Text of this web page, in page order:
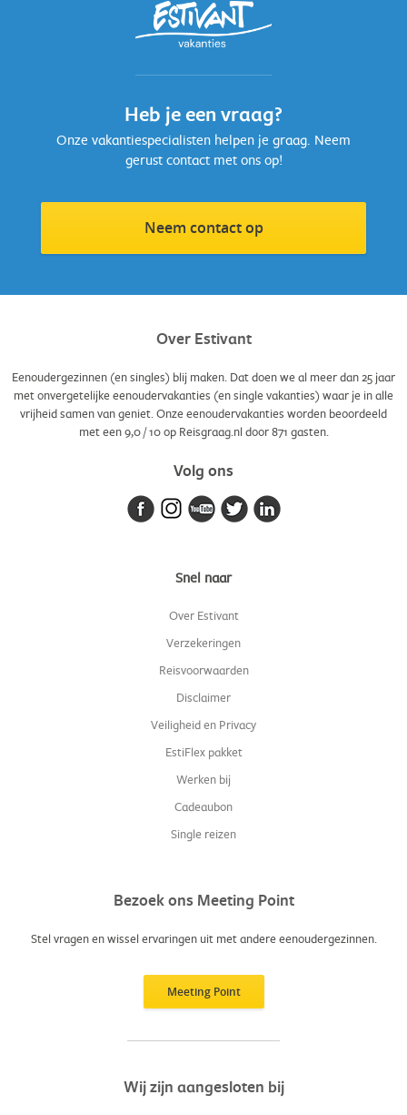
Heb je een vraag?
Onze vakantiespecialisten helpen je graag. Neem
gerust contact met ons op!
Neem contact op
Over Estivant
Eenoudergezinnen (en singles) blij maken. Dat doen we al meer dan 25 jaar
met onvergetelijke eenoudervakanties (en single vakanties) waar je in alle
vrijheid samen van geniet. Onze eenoudervakanties worden beoordeeld
met een9,0/10op Reisgraag.nl door871 gasten.
Volg ons
Snel naar
Over Estivant
Verzekeringen
Reisvoorwaarden
Disclaimer
Veiligheid en Privacy
EstiFlex pakket
Werken bij
Cadeaubon
Single reizen
Bezoek ons Meeting Point
Stel vragen en wissel ervaringen uit met andere eenoudergezinnen.
Meeting Point
Wij zijn aangesloten bij